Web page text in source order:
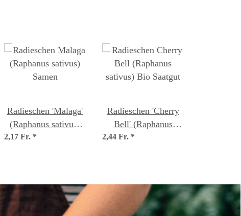
Radieschen 'Malaga'
(Raphanus sativus)
Samen
2,17 Fr. *
Radieschen 'Cherry
Bell' (Raphanus
sativus) Bio Saatgut
2,44 Fr. *